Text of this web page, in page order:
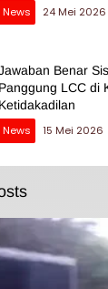
News
24 Mei 2026
Benar
Panggung LCC di
Ketidakadilan
News
15 Mei 2026